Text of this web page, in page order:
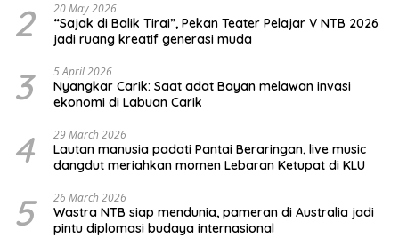
2 20 May 2026
“Sajak di Balik Tirai”, Pekan Teater Pelajar V NTB 2026
jadi ruang kreatif generasi muda
3 5 April 2026
Nyangkar Carik: Saat adat Bayan melawan invasi
ekonomi di Labuan Carik
4 29 March 2026
Lautan manusia padati Pantai Beraringan, live music
dangdut meriahkan momen Lebaran Ketupat di KLU
5 26 March 2026
Wastra NTB siap mendunia, pameran di Australia jadi
pintu diplomasi budaya internasional